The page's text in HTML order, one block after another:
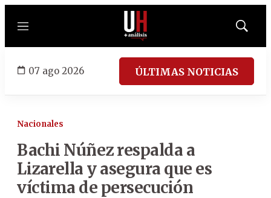
Menú
Mostrar
07 ago 2026 ÚLTIMAS NOTICIAS
Nacionales
Bachi Núñez respalda a
Lizarella y asegura que es
víctima de persecución